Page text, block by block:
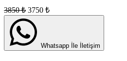
3850₺ 3750 ₺
Whatsapp İle İletişim